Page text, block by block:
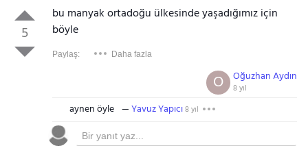
5
bu manyak ortadoğu ülkesinde yaşadığımız için
böyle
Paylaş: Daha fazla
Oğuzhan Aydın
8 yıl
O
aynen öyle Yavuz Yapıcı8 yıl